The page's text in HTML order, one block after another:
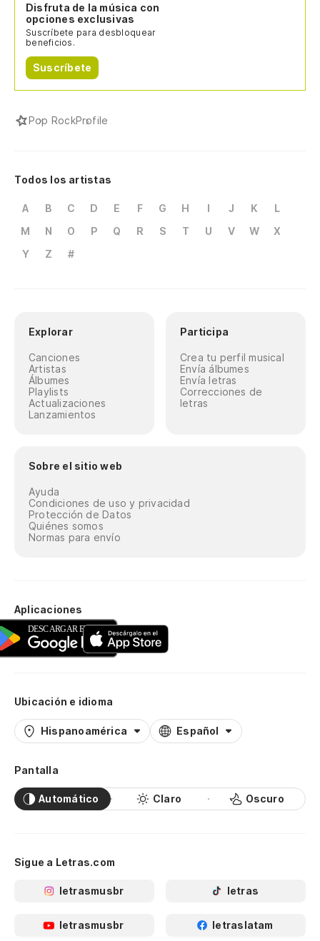
Disfruta de la música con
opciones exclusivas
Suscríbete para desbloquear
beneficios.
Suscríbete
Pop RockProfile
Todos los artistas
A B C D E F G H I J K
L
M
N O P Q R S T U V W
X
Y
Z #
Explorar
Canciones
Artistas
Álbumes
Playlists
Actualizaciones
Lanzamientos
Participa
Crea tu perfil musical
Envía álbumes
Envía letras
Correcciones de
letras
Sobre el sitio web
Ayuda
Condiciones de uso y privacidad
Protección de Datos
Quiénes somos
Normas para envío
Aplicaciones
Ubicación e idioma
Hispanoamérica Español
Pantalla
Automático Claro Oscuro
Sigue a Letras.com
letrasmusbr letras
letrasmusbr letraslatam